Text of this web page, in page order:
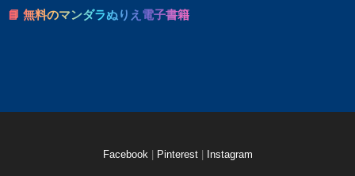
📘 無料のマンダラぬりえ電子書籍
Facebook Pinterest Instagram